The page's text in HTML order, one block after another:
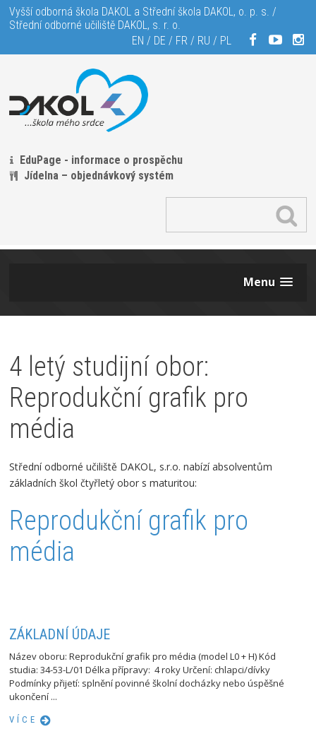
Vyšší odborná škola DAKOL a Střední škola DAKOL, o. p. s. /
Střední odborné učiliště DAKOL, s. r. o.
EN / DE / FR/ RU / PL
EduPage - informace o prospěchu
Jídelna – objednávkový systém
Menu
4 letý studijní obor:
Reprodukční grafik pro
média
Střední odborné učiliště DAKOL, s.r.o. nabízí absolventům
základních škol čtyřletý obor s maturitou:
Reprodukční grafik pro
média
ZÁKLADNÍ ÚDAJE
Název oboru: Reprodukční grafik pro média (model L0 + H) Kód
studia: 34-53-L/01 Délka přípravy: 4 roky Určení: chlapci/dívky
Podmínky přijetí: splnění povinné školní docházky nebo úspěšné
ukončení ...
VÍCE